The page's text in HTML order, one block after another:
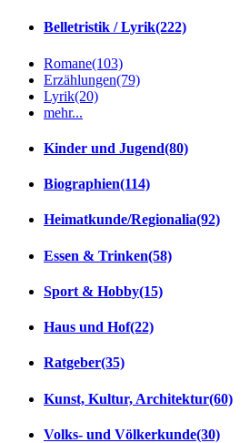
Belletristik / Lyrik(222)
Romane(103)
Erzählungen(79)
Lyrik(20)
mehr...
Kinder und Jugend(80)
Biographien(114)
Heimatkunde/Regionalia(92)
Essen & Trinken(58)
Sport & Hobby(15)
Haus und Hof(22)
Ratgeber(35)
Kunst, Kultur, Architektur(60)
Volks- und Völkerkunde(30)